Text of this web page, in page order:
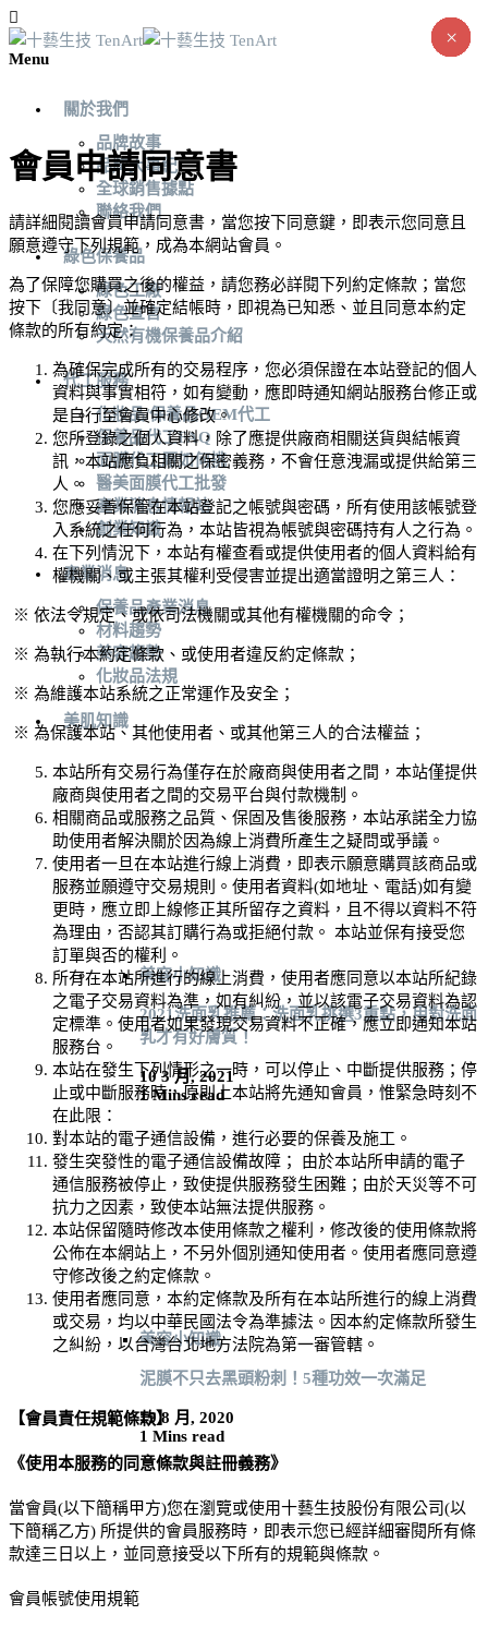
Menu
關於我們
品牌故事
品牌大事紀
全球銷售據點
聯絡我們
綠色保養品
綠色工廠
綠色宣言
天然有機保養品介紹
代工服務
化妝品/保養品OEM代工
保養品代工FAQ
面膜代工厰如何挑
醫美面膜代工批發
產業消息情報站
創業知識
產業消息
保養品產業消息
材料趨勢
美容趨勢
化妝品法規
美肌知識
美容小知識
2021洗面乳推薦：洗面乳挑選3重點，用對洗面
乳才有好膚質！
10 3 月, 2021
1 Mins read
美容小知識
泥膜不只去黑頭粉刺！5種功效一次滿足
19 8 月, 2020
1 Mins read
會員申請同意書
請詳細閱讀會員申請同意書，當您按下同意鍵，即表示您同意且
願意遵守下列規範，成為本網站會員。
為了保障您購買之後的權益，請您務必詳閱下列約定條款；當您
按下〔我同意〕並確定結帳時，即視為已知悉、並且同意本約定
條款的所有約定：
為確保完成所有的交易程序，您必須保證在本站登記的個人
資料與事實相符，如有變動，應即時通知網站服務台修正或
是自行至會員中心修改。
您所登錄之個人資料，除了應提供廠商相關送貨與結帳資
訊，本站應負相關之保密義務，不會任意洩漏或提供給第三
人。
您應妥善保管在本站登記之帳號與密碼，所有使用該帳號登
入系統之任何行為，本站皆視為帳號與密碼持有人之行為。
在下列情況下，本站有權查看或提供使用者的個人資料給有
權機關、或主張其權利受侵害並提出適當證明之第三人：
※ 依法令規定、或依司法機關或其他有權機關的命令；
※ 為執行本約定條款、或使用者違反約定條款；
※ 為維護本站系統之正常運作及安全；
※ 為保護本站、其他使用者、或其他第三人的合法權益；
本站所有交易行為僅存在於廠商與使用者之間，本站僅提供
廠商與使用者之間的交易平台與付款機制。
相關商品或服務之品質、保固及售後服務，本站承諾全力協
助使用者解決關於因為線上消費所產生之疑問或爭議。
使用者一旦在本站進行線上消費，即表示願意購買該商品或
服務並願遵守交易規則。使用者資料(如地址、電話)如有變
更時，應立即上線修正其所留存之資料，且不得以資料不符
為理由，否認其訂購行為或拒絕付款。 本站並保有接受您
訂單與否的權利。
所有在本站所進行的線上消費，使用者應同意以本站所紀錄
之電子交易資料為準，如有糾紛，並以該電子交易資料為認
定標準。使用者如果發現交易資料不正確，應立即通知本站
服務台。
本站在發生下列情形之一時，可以停止、中斷提供服務；停
止或中斷服務時，原則上本站將先通知會員，惟緊急時刻不
在此限：
對本站的電子通信設備，進行必要的保養及施工。
發生突發性的電子通信設備故障； 由於本站所申請的電子
通信服務被停止，致使提供服務發生困難；由於天災等不可
抗力之因素，致使本站無法提供服務。
本站保留隨時修改本使用條款之權利，修改後的使用條款將
公佈在本網站上，不另外個別通知使用者。使用者應同意遵
守修改後之約定條款。
使用者應同意，本約定條款及所有在本站所進行的線上消費
或交易，均以中華民國法令為準據法。因本約定條款所發生
之糾紛，以台灣台北地方法院為第一審管轄。
【會員責任規範條款】
《使用本服務的同意條款與註冊義務》
當會員(以下簡稱甲方)您在瀏覽或使用十藝生技股份有限公司 (以
下簡稱乙方) 所提供的會員服務時，即表示您已經詳細審閱所有條
款達三日以上，並同意接受以下所有的規範與條款。
會員帳號使用規範
×
×
×
×
×
×
×
×
×
×
×
×
×
×